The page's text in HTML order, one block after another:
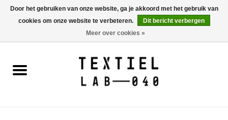
0 Artikelen - €0,00
BOEKEN
Door het gebruiken van onze website, ga je akkoord met het gebruik van
cookies om onze website te verbeteren.
Dit bericht verbergen
Meer over cookies »